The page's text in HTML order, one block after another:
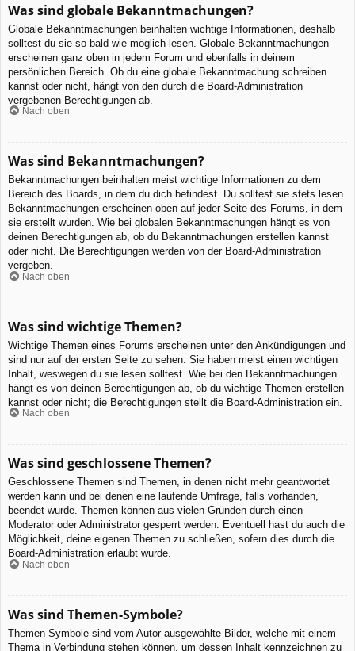
Was sind globale Bekanntmachungen?
Globale Bekanntmachungen beinhalten wichtige Informationen, deshalb
solltest du sie so bald wie möglich lesen. Globale Bekanntmachungen
erscheinen ganz oben in jedem Forum und ebenfalls in deinem
persönlichen Bereich. Ob du eine globale Bekanntmachung schreiben
kannst oder nicht, hängt von den durch die Board-Administration
vergebenen Berechtigungen ab.
Nach oben
Was sind Bekanntmachungen?
Bekanntmachungen beinhalten meist wichtige Informationen zu dem
Bereich des Boards, in dem du dich befindest. Du solltest sie stets lesen.
Bekanntmachungen erscheinen oben auf jeder Seite des Forums, in dem
sie erstellt wurden. Wie bei globalen Bekanntmachungen hängt es von
deinen Berechtigungen ab, ob du Bekanntmachungen erstellen kannst
oder nicht. Die Berechtigungen werden von der Board-Administration
vergeben.
Nach oben
Was sind wichtige Themen?
Wichtige Themen eines Forums erscheinen unter den Ankündigungen und
sind nur auf der ersten Seite zu sehen. Sie haben meist einen wichtigen
Inhalt, weswegen du sie lesen solltest. Wie bei den Bekanntmachungen
hängt es von deinen Berechtigungen ab, ob du wichtige Themen erstellen
kannst oder nicht; die Berechtigungen stellt die Board-Administration ein.
Nach oben
Was sind geschlossene Themen?
Geschlossene Themen sind Themen, in denen nicht mehr geantwortet
werden kann und bei denen eine laufende Umfrage, falls vorhanden,
beendet wurde. Themen können aus vielen Gründen durch einen
Moderator oder Administrator gesperrt werden. Eventuell hast du auch die
Möglichkeit, deine eigenen Themen zu schließen, sofern dies durch die
Board-Administration erlaubt wurde.
Nach oben
Was sind Themen-Symbole?
Themen-Symbole sind vom Autor ausgewählte Bilder, welche mit einem
Thema in Verbindung stehen können, um dessen Inhalt kennzeichnen zu